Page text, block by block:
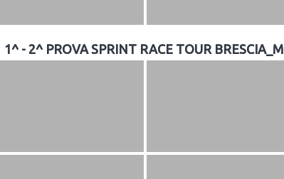
1^ - 2^ PROVA SPRINT RACE TOUR